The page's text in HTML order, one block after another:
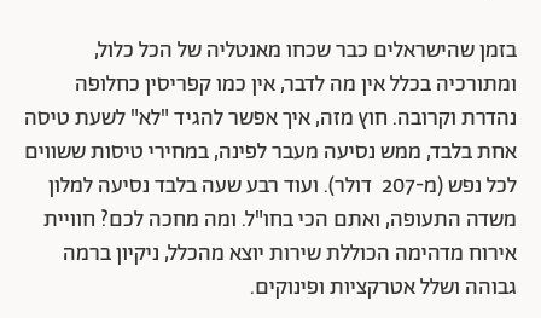
בזמן שהישראלים כבר שכחו מאנטליה של הכל כלול,
ומתורכיה בכלל אין מה לדבר, אין כמו קפריסין כחלופה
נהדרת וקרובה. חוץ מזה, איך אפשר להגיד "לא" לשעת טיסה
אחת בלבד, ממש נסיעה מעבר לפינה, במחירי טיסות ששווים
לכל נפש (מ-207 דולר). ועוד רבע שעה בלבד נסיעה למלון
משדה התעופה, ואתם הכי בחו"ל. ומה מחכה לכם? חוויית
אירוח מדהימה הכוללת שירות יוצא מהכלל, ניקיון ברמה
גבוהה ושלל אטרקציות ופינוקים.